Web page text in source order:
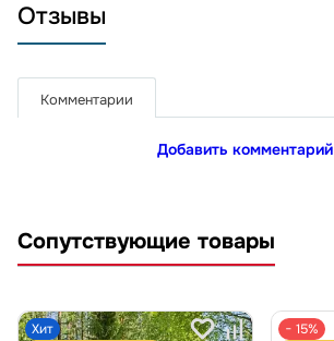
Отзывы
Комментарии
Добавить комментарий
Сопутствующие товары
Хит
− 15%